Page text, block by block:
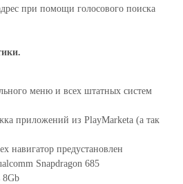
при помощи голосового поиска
меню и всех штатных систем
приложений из PlayMarketa (а так
навигатор предустановлен
Snapdragon 685
8Gb